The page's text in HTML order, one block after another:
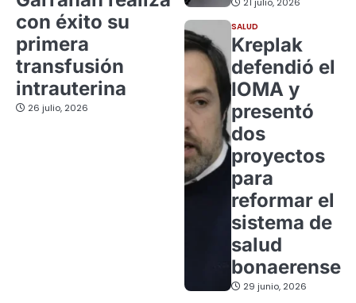
con éxito su
primera
transfusión
intrauterina
26 julio, 2026
SALUD
Kreplak
defendió el
IOMA y
presentó
dos
proyectos
para
reformar el
sistema de
salud
bonaerense
29 junio, 2026